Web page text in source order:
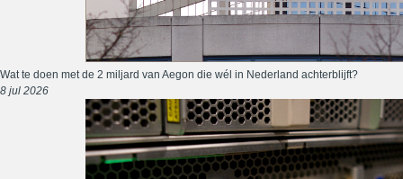
Wat te doen met de 2 miljard van Aegon die wél in Nederland achterblijft?
8 jul 2026